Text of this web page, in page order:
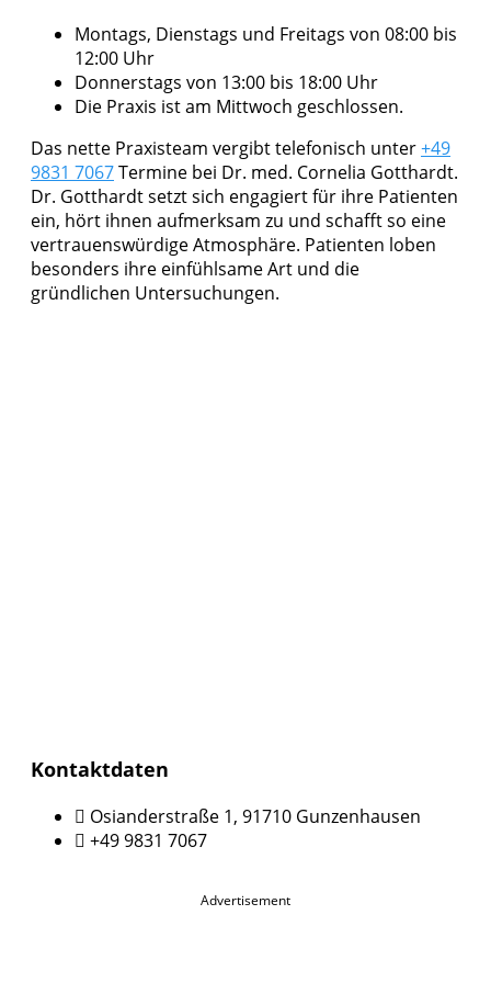
Montags, Dienstags und Freitags von 08:00 bis
12:00 Uhr
Donnerstags von 13:00 bis 18:00 Uhr
Die Praxis ist am Mittwoch geschlossen.
Das nette Praxisteam vergibt telefonisch unter+49
9831 7067Termine bei Dr. med. Cornelia Gotthardt.
Dr. Gotthardt setzt sich engagiert für ihre Patienten
ein, hört ihnen aufmerksam zu und schafft so eine
vertrauenswürdige Atmosphäre. Patienten loben
besonders ihre einfühlsame Art und die
gründlichen Untersuchungen.
Kontaktdaten
Osianderstraße 1, 91710 Gunzenhausen
+49 9831 7067
Advertisement